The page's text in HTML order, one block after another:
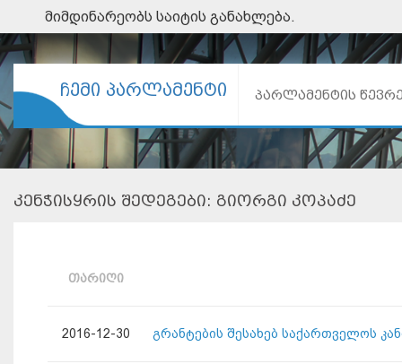
მიმდინარეობს საიტის განახლება.
ᲩᲔᲛᲘ ᲞᲐᲠᲚᲐᲛᲔᲜᲢᲘ ᲞᲐᲠᲚᲐᲛᲔᲜᲢᲘᲡ
ᲙᲔᲜᲭᲘᲡᲧᲠᲘᲡ ᲨᲔᲓᲔᲒᲔᲑᲘ: ᲒᲘᲝᲠᲒᲘ ᲙᲝᲞᲐᲫᲔ
ᲗᲐᲠᲘᲦᲘ
2016-12-30 გრანტების შესახებ საქართველოს